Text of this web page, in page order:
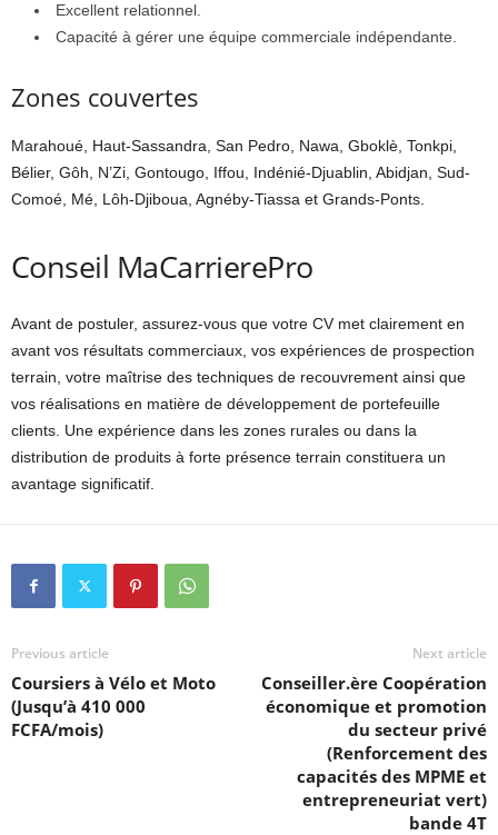
Excellent relationnel.
Capacité à gérer une équipe commerciale indépendante.
Zones couvertes
Marahoué, Haut-Sassandra, San Pedro, Nawa, Gboklè, Tonkpi,
Bélier, Gôh, N’Zi, Gontougo, Iffou, Indénié-Djuablin, Abidjan, Sud-
Comoé, Mé, Lôh-Djiboua, Agnéby-Tiassa et Grands-Ponts.
Conseil MaCarrierePro
Avant de postuler, assurez-vous que votre CV met clairement en
avant vos résultats commerciaux, vos expériences de prospection
terrain, votre maîtrise des techniques de recouvrement ainsi que
vos réalisations en matière de développement de portefeuille
clients. Une expérience dans les zones rurales ou dans la
distribution de produits à forte présence terrain constituera un
avantage significatif.
Previous article
Coursiers à Vélo et Moto
(Jusqu’à 410 000
FCFA/mois)
Next article
Conseiller.ère Coopération
économique et promotion
du secteur privé
(Renforcement des
capacités des MPME et
entrepreneuriat vert)
bande 4T